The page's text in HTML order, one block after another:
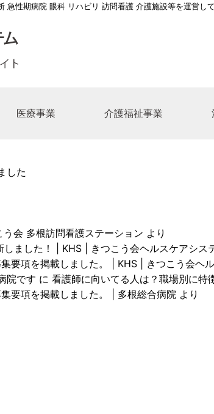
性期病院 眼科 リハビリ 訪問看護 介護施設等を運営して
医療事業
院
介護福祉事業
人ホーム江之子島コスモス苑
中央区北部地域
人 亀望会（きぼうかい）
の求人
人間ドック･健診スタッフ求人
した
会 多根訪問看護ステーション より
ました！ | KHS | きつこう会ヘルスケアシス
要項を掲載しました。 | KHS | きつこう会ヘ
院です に 看護師に向いてる人は？職場別に特
要項を掲載しました。 | 多根総合病院 より